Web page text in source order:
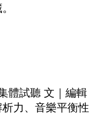
體試聽 文｜編輯
析力、音樂平衡性